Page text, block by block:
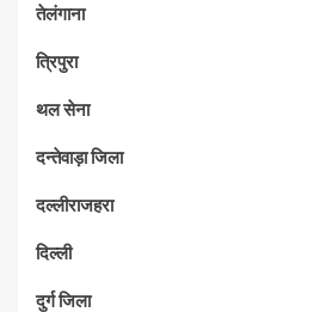
तेलंगाना
त्रिपुरा
थल सेना
दन्तेवाड़ा जिला
दल्लीराजहरा
दिल्ली
दुर्ग जिला